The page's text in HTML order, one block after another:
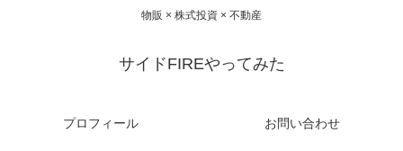
物販 × 株式投資 × 不動産
サイドFIREやってみた
プロフィール お問い合わせ